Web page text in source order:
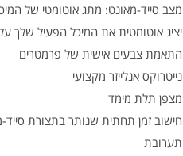
יציג אוטומטית את המיכל הפעיל שלך
התאמת צבעים אישית של פרמטרים
נייטרוקס אנלייזר מקצועי
מצפן תלת מימד
חישוב זמן תחתית שנותר בתצורת
תערובת